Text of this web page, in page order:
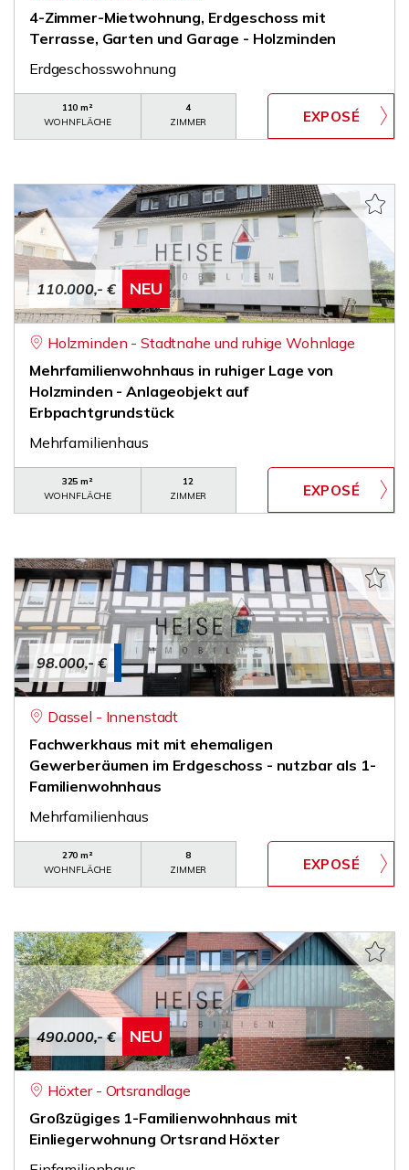
4-Zimmer-Mietwohnung, Erdgeschoss mit
Terrasse, Garten und Garage - Holzminden
Erdgeschosswohnung
110 m²
WOHNFLÄCHE
4
ZIMMER
110.000,- € NEU
Holzminden - Stadtnahe und ruhige Wohnlage
Mehrfamilienwohnhaus in ruhiger Lage von
Holzminden - Anlageobjekt auf
Erbpachtgrundstück
Mehrfamilienhaus
325 m²
WOHNFLÄCHE
12
ZIMMER
98.000,- €
Dassel - Innenstadt
Fachwerkhaus mit mit ehemaligen
Gewerberäumen im Erdgeschoss - nutzbar als 1-
Familienwohnhaus
Mehrfamilienhaus
270 m²
WOHNFLÄCHE
8
ZIMMER
490.000,- € NEU
Höxter - Ortsrandlage
Großzügiges 1-Familienwohnhaus mit
Einliegerwohnung Ortsrand Höxter